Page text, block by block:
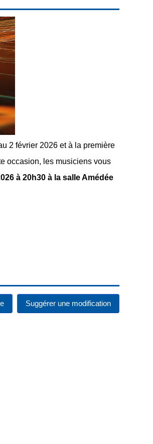
2 février 2026 et à la première
occasion, les musiciens vous
à 20h30 à la salle Amédée
Suggérer une modification